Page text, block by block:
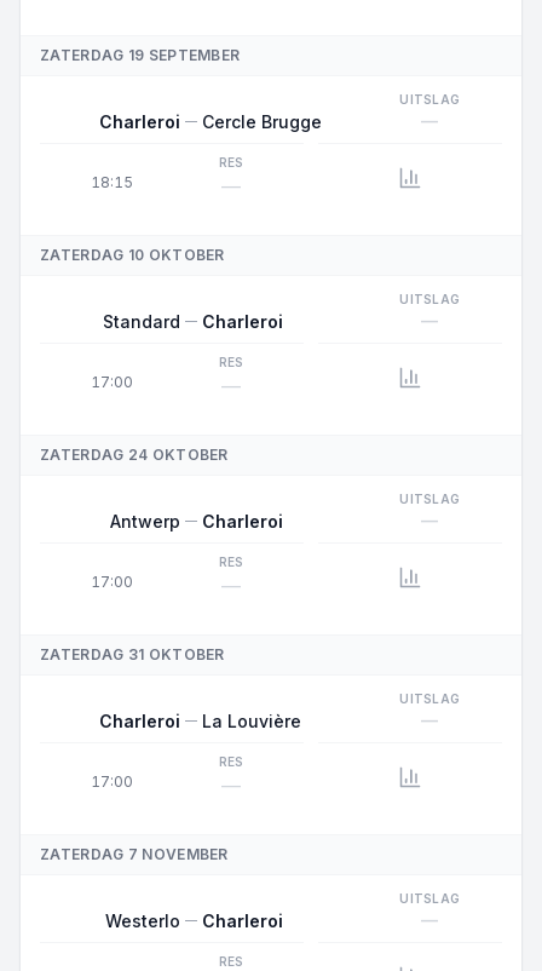
ZATERDAG 19 SEPTEMBER
18:15
Charleroi Cercle Brugge
UITSLAG
—
RES
—
ZATERDAG 10 OKTOBER
17:00
Standard Charleroi
UITSLAG
—
RES
—
ZATERDAG 24 OKTOBER
17:00
Antwerp Charleroi
UITSLAG
—
RES
—
ZATERDAG 31 OKTOBER
17:00
Charleroi La Louvière
UITSLAG
—
RES
—
ZATERDAG 7 NOVEMBER
Westerlo Charleroi
UITSLAG
—
RES